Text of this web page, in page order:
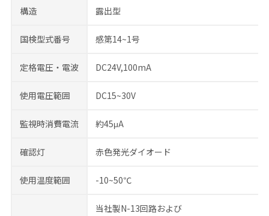
構造 露出型
国検型式番号 感第14~1号
定格電圧・電波 DC24V,100mA
使用電圧範囲 DC15~30V
監視時消費電流 約45μA
確認灯 赤色発光ダイオード
使用温度範囲 -10~50℃
当社製N-13回路および